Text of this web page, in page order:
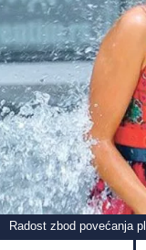
Radost zbod povećanja